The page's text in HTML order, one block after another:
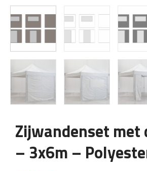
Zijwandenset met
– 3x6m –